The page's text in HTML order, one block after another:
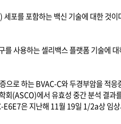
)세포를 포함하는 백신 기술에 대한 것이
를 사용하는 셀리백스 플랫폼 기술에
으로 하는BVAC-C와 두경부암을 적응
회(ASCO)에서 유효성 중간 분석 결과
E6E7은 지난해 11월 19일 1/2a상 임